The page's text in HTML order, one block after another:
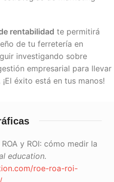
rentabilidad te permitirá
de tu ferretería en
investigando sobre
empresarial para llevar
éxito está en tus manos!
y ROI: cómo medir la
education.
roe-roa-roi-